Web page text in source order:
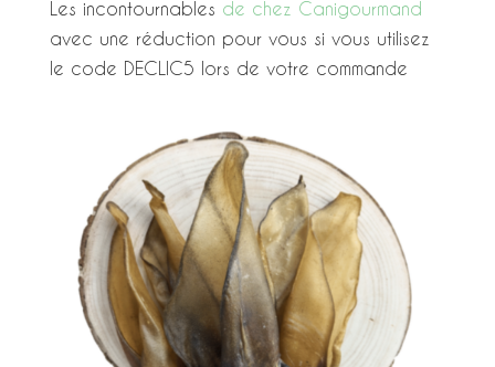
Les incontournables de chez Canigourmand
avec une réduction pour vous si vous utilisez
le code DECLIC5 lors de votre commande